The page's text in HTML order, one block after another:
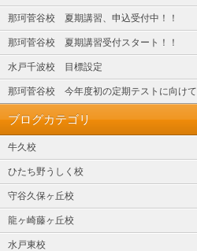
那珂菅谷校 夏期講習、申込受付中！！
那珂菅谷校 夏期講習受付スタート！！
水戸千波校 目標設定
那珂菅谷校 今年度初の定期テストに向けて
ブログカテゴリ
牛久校
ひたち野うしく校
守谷久保ヶ丘校
龍ヶ崎藤ヶ丘校
水戸東校